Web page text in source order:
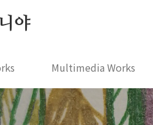
야
Multimedia Works